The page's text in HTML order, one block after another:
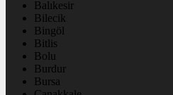
Balıkesir
Bilecik
Bingöl
Bitlis
Bolu
Burdur
Bursa